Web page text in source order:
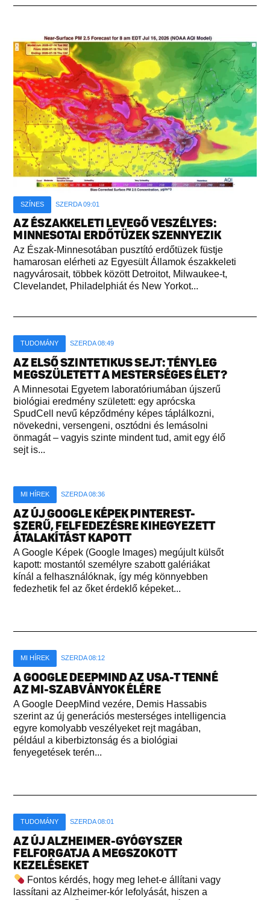
SZÍNES SZERDA 09:01
AZ ÉSZAKKELETI LEVEGŐ VESZÉLYES:
MINNESOTAI ERDŐTÜZEK SZENNYEZIK
Az Észak-Minnesotában pusztító erdőtüzek füstje
hamarosan elérheti az Egyesült Államok északkeleti
nagyvárosait, többek között Detroitot, Milwaukee-t,
Clevelandet, Philadelphiát és New Yorkot...
TUDOMÁNY SZERDA 08:49
AZ ELSŐ SZINTETIKUS SEJT: TÉNYLEG
MEGSZÜLETETT A MESTERSÉGES ÉLET?
A Minnesotai Egyetem laboratóriumában újszerű
biológiai eredmény született: egy aprócska
SpudCell nevű képződmény képes táplálkozni,
növekedni, versengeni, osztódni és lemásolni
önmagát – vagyis szinte mindent tud, amit egy élő
sejt is...
MI HÍREK SZERDA 08:36
AZ ÚJ GOOGLE KÉPEK PINTEREST-
SZERŰ, FELFEDEZÉSRE KIHEGYEZETT
ÁTALAKÍTÁST KAPOTT
A Google Képek (Google Images) megújult külsőt
kapott: mostantól személyre szabott galériákat
kínál a felhasználóknak, így még könnyebben
fedezhetik fel az őket érdeklő képeket...
MI HÍREK SZERDA 08:12
A GOOGLE DEEPMIND AZ USA-T TENNÉ
AZ MI-SZABVÁNYOK ÉLÉRE
A Google DeepMind vezére, Demis Hassabis
szerint az új generációs mesterséges intelligencia
egyre komolyabb veszélyeket rejt magában,
például a kiberbiztonság és a biológiai
fenyegetések terén...
TUDOMÁNY SZERDA 08:01
AZ ÚJ ALZHEIMER-GYÓGYSZER
FELFORGATJA A MEGSZOKOTT
KEZELÉSEKET
Fontos kérdés, hogy meg lehet-e állítani vagy
lassítani az Alzheimer-kór lefolyását, hiszen a